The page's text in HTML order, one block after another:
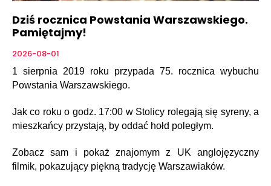
Dziś rocznica Powstania Warszawskiego.
Pamiętajmy!
2026-08-01
1 sierpnia 2019 roku przypada 75. rocznica wybuchu
Powstania Warszawskiego.
Jak co roku o godz. 17:00 w Stolicy rolegają się syreny, a
mieszkańcy przystają, by oddać hołd poległym.
Zobacz sam i pokaż znajomym z UK anglojęzyczny
filmik, pokazujący piękną tradycję Warszawiaków.